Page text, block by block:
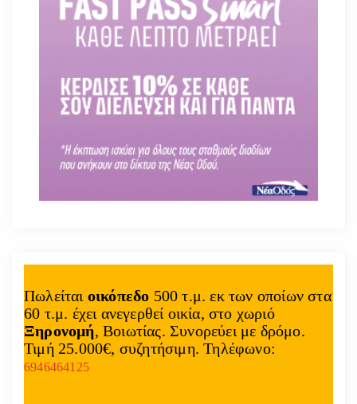
Πωλείται οικόπεδο 500 τ.μ. εκ των οποίων στα
60 τ.μ. έχει ανεγερθεί οικία, στο χωριό
Ξηρονομή, Βοιωτίας. Συνορεύει με δρόμο.
Τιμή 25.000€, συζητήσιμη. Τηλέφωνο:
6946464125